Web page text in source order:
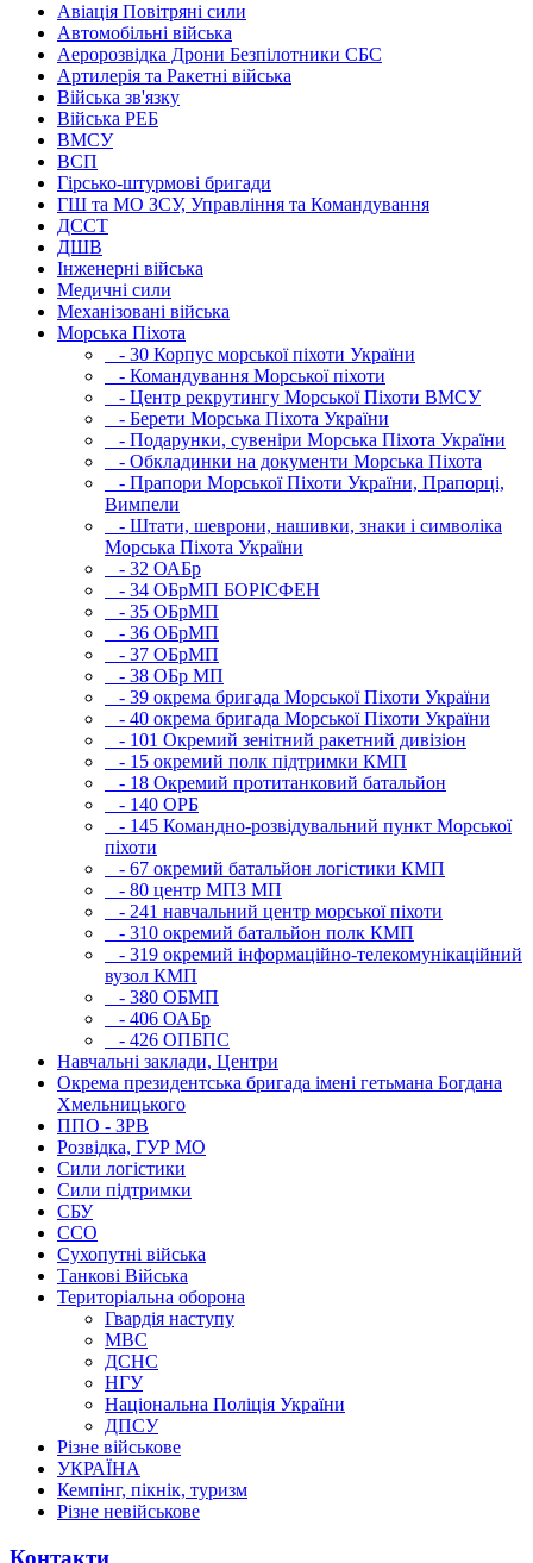
Авіація Повітряні сили
Автомобільні війська
Аеророзвідка Дрони Безпілотники СБС
Артилерія та Ракетні війська
Війська зв'язку
Війська РЕБ
ВМСУ
ВСП
Гірсько-штурмові бригади
ГШ та МО ЗСУ, Управління та Командування
ДССТ
ДШВ
Інженерні війська
Медичні сили
Механізовані війська
Морська Піхота
- 30 Корпус морської піхоти України
- Командування Морської піхоти
- Центр рекрутингу Морської Піхоти ВМСУ
- Берети Морська Піхота України
- Подарунки, сувеніри Морська Піхота України
- Обкладинки на документи Морська Піхота
- Прапори Морської Піхоти України, Прапорці,
Вимпели
- Штати, шеврони, нашивки, знаки і символіка
Морська Піхота України
- 32 ОАБр
- 34 ОБрМП БОРІСФЕН
- 35 ОБрМП
- 36 ОБрМП
- 37 ОБрМП
- 38 ОБр МП
- 39 окрема бригада Морської Піхоти України
- 40 окрема бригада Морської Піхоти України
- 101 Окремий зенітний ракетний дивізіон
- 15 окремий полк підтримки КМП
- 18 Окремий протитанковий батальйон
- 140 ОРБ
- 145 Командно-розвідувальний пункт Морської
піхоти
- 67 окремий батальйон логістики КМП
- 80 центр МПЗ МП
- 241 навчальний центр морської піхоти
- 310 окремий батальйон полк КМП
- 319 окремий інформаційно-телекомунікаційний
вузол КМП
- 380 ОБМП
- 406 ОАБр
- 426 ОПБПС
Навчальні заклади, Центри
Окрема президентська бригада імені гетьмана Богдана
Хмельницького
ППО - ЗРВ
Розвідка, ГУР МО
Сили логістики
Сили підтримки
СБУ
ССО
Сухопутні війська
Танкові Війська
Територіальна оборона
Гвардія наступу
МВС
ДСНС
НГУ
Національна Поліція України
ДПСУ
Різне військове
УКРАЇНА
Кемпінг, пікнік, туризм
Різне невійськове
Контакти